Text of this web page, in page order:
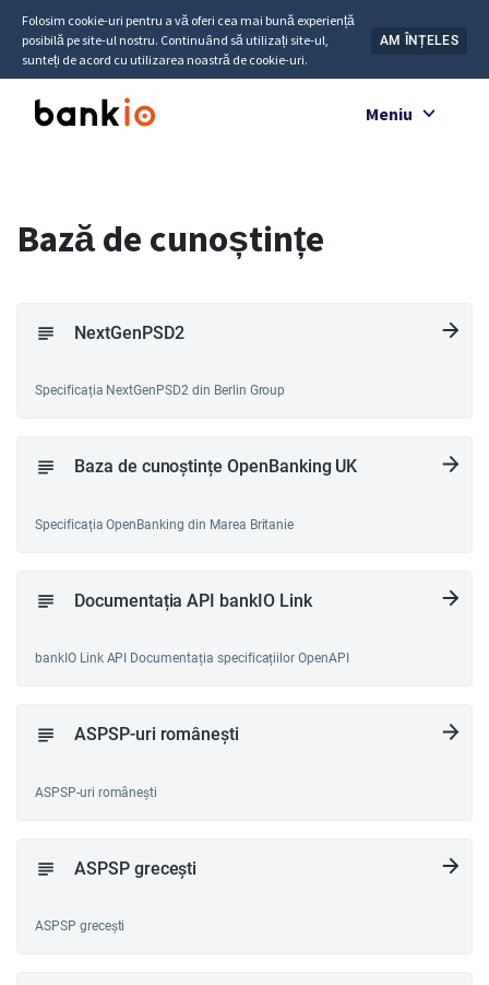
Folosim cookie-uri pentru a vă oferi cea mai bună experiență
posibilă pe site-ul nostru. Continuând să utilizați site-ul,
sunteți de acord cu utilizarea noastră de cookie-uri.
AM ÎNȚELES
Meniu
Bază de cunoștințe
NextGenPSD2
Specificația NextGenPSD2 din Berlin Group
Baza de cunoștințe OpenBanking UK
Specificația OpenBanking din Marea Britanie
Documentația API bankIO Link
bankIO Link API Documentația specificațiilor OpenAPI
ASPSP-uri românești
ASPSP-uri românești
ASPSP grecești
ASPSP grecești